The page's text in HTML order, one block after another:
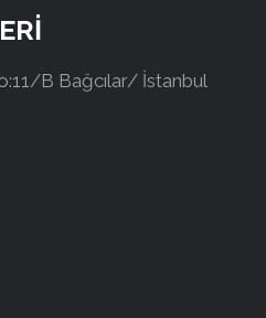
B Bağcılar/ İstanbul